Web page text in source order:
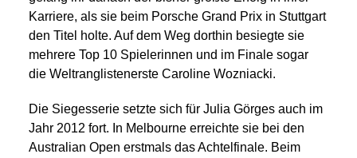
Karriere, als sie beim Porsche Grand Prix in Stuttgart
den Titel holte. Auf dem Weg dorthin besiegte sie
mehrere Top 10 Spielerinnen und im Finale sogar
die Weltranglistenerste Caroline Wozniacki.
Die Siegesserie setzte sich für Julia Görges auch im
Jahr 2012 fort. In Melbourne erreichte sie bei den
Australian Open erstmals das Achtelfinale. Beim